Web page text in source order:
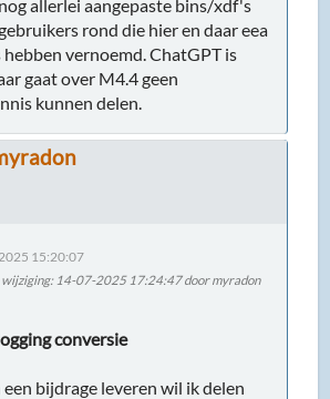
allerlei aangepaste bins/xdf's
rond die hier en daar eea
hebben vernoemd. ChatGPT is
gaat over M4.4 geen
kunnen delen.
15:20:07
wijziging: 14-07-2025 17:24:47 door myradon
conversie
bijdrage leveren wil ik delen